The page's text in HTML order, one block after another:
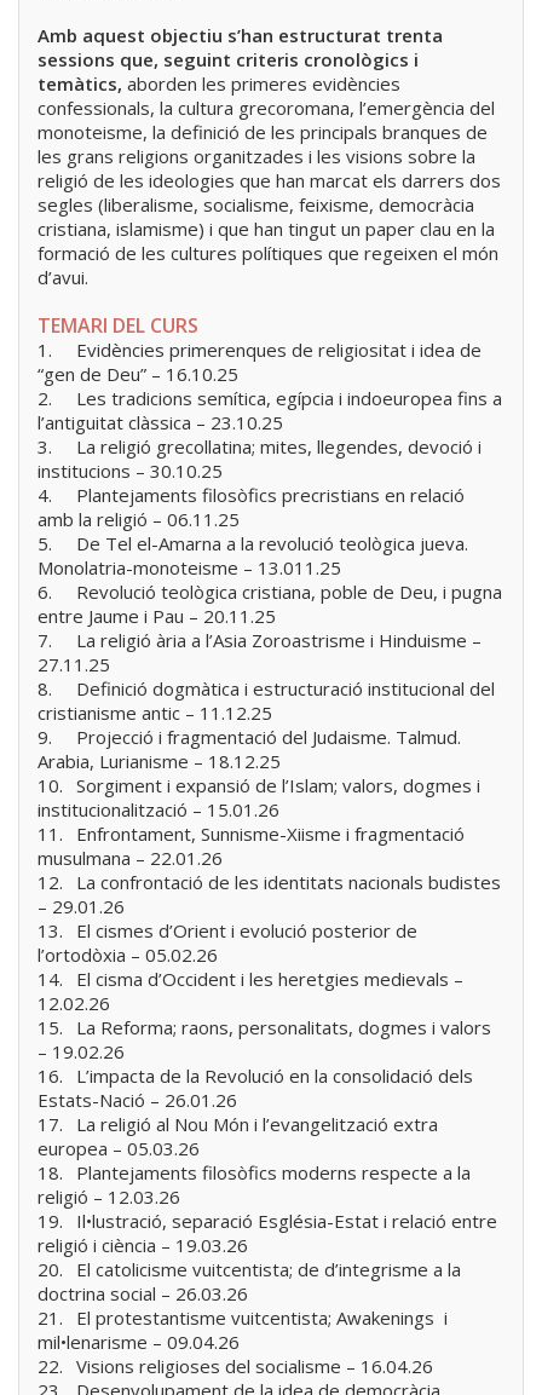
Amb aquest objectiu s’han estructurat trenta
sessions que, seguint criteris cronològics i
temàtics, aborden les primeres evidències
confessionals, la cultura grecoromana, l’emergència del
monoteisme, la definició de les principals branques de
les grans religions organitzades i les visions sobre la
religió de les ideologies que han marcat els darrers dos
segles (liberalisme, socialisme, feixisme, democràcia
cristiana, islamisme) i que han tingut un paper clau en la
formació de les cultures polítiques que regeixen el món
d’avui.
TEMARI DEL CURS
1.
Evidències primerenques de religiositat i idea de
“gen de Deu” – 16.10.25
2.
Les tradicions semítica, egípcia i indoeuropea fins a
l’antiguitat clàssica – 23.10.25
3.
La religió grecollatina; mites, llegendes, devoció i
institucions – 30.10.25
4.
Plantejaments filosòfics precristians en relació
amb la religió – 06.11.25
5.
De Tel el-Amarna a la revolució teològica jueva.
Monolatria-monoteisme – 13.011.25
6.
Revolució teològica cristiana, poble de Deu, i pugna
entre Jaume i Pau – 20.11.25
7.
La religió ària a l’Asia Zoroastrisme i Hinduisme –
27.11.25
8.
Definició dogmàtica i estructuració institucional del
cristianisme antic – 11.12.25
9.
Projecció i fragmentació del Judaisme. Talmud.
Arabia, Lurianisme – 18.12.25
10. Sorgiment i expansió de l’Islam; valors, dogmes i
institucionalització – 15.01.26
11.
Enfrontament, Sunnisme-Xiisme i fragmentació
musulmana – 22.01.26
12.
La confrontació de les identitats nacionals budistes
– 29.01.26
13.
El cismes d’Orient i evolució posterior de
l’ortodòxia – 05.02.26
14.
El cisma d’Occident i les heretgies medievals –
12.02.26
15.
La Reforma; raons, personalitats, dogmes i valors
– 19.02.26
16.
L’impacta de la Revolució en la consolidació dels
Estats-Nació – 26.01.26
17.
La religió al Nou Món i l’evangelització extra
europea – 05.03.26
18.
Plantejaments filosòfics moderns respecte a la
religió – 12.03.26
19.
Il•lustració, separació Església-Estat i relació entre
religió i ciència – 19.03.26
20.
El catolicisme vuitcentista; de d’integrisme a la
doctrina social – 26.03.26
21.
El protestantisme vuitcentista; Awakenings i
mil•lenarisme – 09.04.26
22. Visions religioses del socialisme – 16.04.26
23.
Desenvolupament de la idea de democràcia